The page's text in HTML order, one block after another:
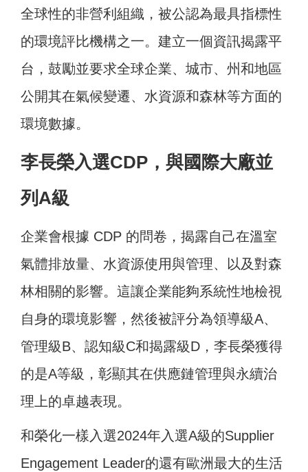
全球性的非營利組織，被公認為最具指標性
的環境評比機構之一。建立一個資訊揭露平
台，鼓勵並要求全球企業、城市、州和地區
公開其在氣候變遷、水資源和森林等方面的
環境數據。
李長榮入選CDP，與國際大廠並
列A級
企業會根據 CDP 的問卷，揭露自己在溫室
氣體排放量、水資源使用與管理、以及對森
林相關的影響。這讓企業能夠系統性地檢視
自身的環境影響，然後被評分為領導級A、
管理級B、認知級C和揭露級D，李長榮獲得
的是A等級，彰顯其在供應鏈管理與永續治
理上的卓越表現。
和榮化一樣入選2024年入選A級的Supplier
Engagement Leader的還有歐洲最大的生活